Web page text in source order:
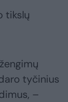
tikslų
tyčinius
–